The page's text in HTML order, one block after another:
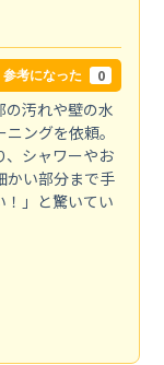
参考になった 0
の汚れや壁の水
ングを依頼。
、シャワーやお
かい部分まで手
！」と驚いてい